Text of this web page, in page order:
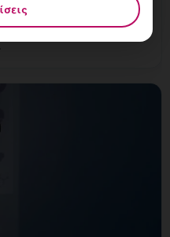
αξιολόγηση, σαφές
στη Vital